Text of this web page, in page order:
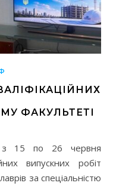
ФАКУЛЬТЕТІ
випускних робіт
за спеціальністю